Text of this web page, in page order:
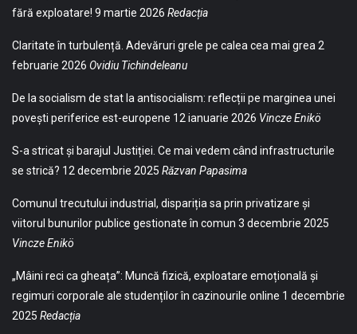
fără exploatare! 9 martie 2026 Redacția
Claritate în turbulență. Adevăruri grele pe calea cea mai grea 2
februarie 2026 Ovidiu Tichindeleanu
De la socialism de stat la antisocialism: reflecții pe marginea unei
povești periferice est-europene 12 ianuarie 2026 Vincze Enikö
S-a stricat și barajul Justiției. Ce mai vedem când infrastructurile
se strică? 12 decembrie 2025 Răzvan Papasima
Comunul trecutului industrial, dispariția sa prin privatizare și
viitorul bunurilor publice gestionate în comun 3 decembrie 2025
Vincze Enikö
„Mâini reci ca gheața”: Muncă fizică, exploatare emoțională și
regimuri corporale ale studenților în cazinourile online 1 decembrie
2025 Redacția